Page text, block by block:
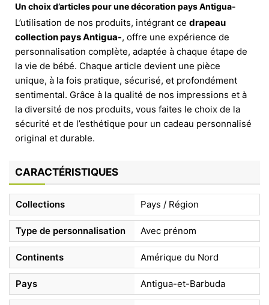
Un choix d’articles pour une décoration pays Antigua-
L’utilisation de nos produits, intégrant ce drapeau
collection pays Antigua-, offre une expérience de
personnalisation complète, adaptée à chaque étape de
la vie de bébé. Chaque article devient une pièce
unique, à la fois pratique, sécurisé, et profondément
sentimental. Grâce à la qualité de nos impressions et à
la diversité de nos produits, vous faites le choix de la
sécurité et de l’esthétique pour un cadeau personnalisé
original et durable.
CARACTÉRISTIQUES
Collections Pays / Région
Type de personnalisation Avec prénom
Continents Amérique du Nord
Pays Antigua-et-Barbuda